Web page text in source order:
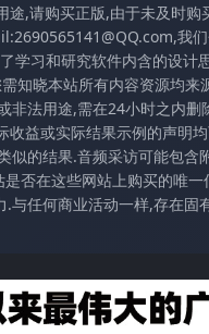
,请购买正版,由于未及时购
我
学习和研究软件内含的设
知晓本站所有内容资源均
法用途,需在24小时之内删
益或实际结果示例的声明
的结果.音频采访可能包
否在这些网站上购买的唯
任何商业活动一样,存在固